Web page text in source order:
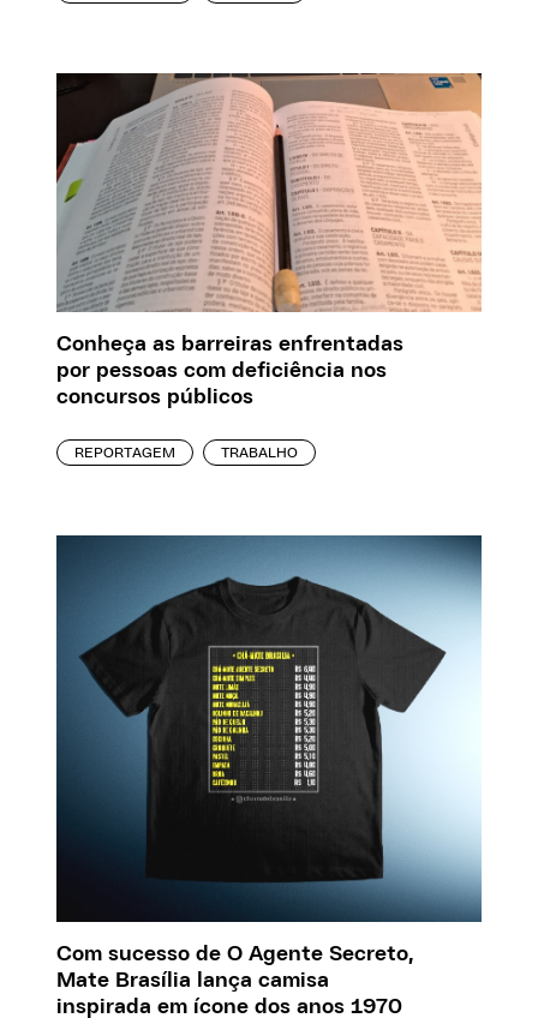
Conheça as barreiras enfrentadas
por pessoas com deficiência nos
concursos públicos
REPORTAGEM TRABALHO
Com sucesso de O Agente Secreto,
Mate Brasília lança camisa
inspirada em ícone dos anos 1970